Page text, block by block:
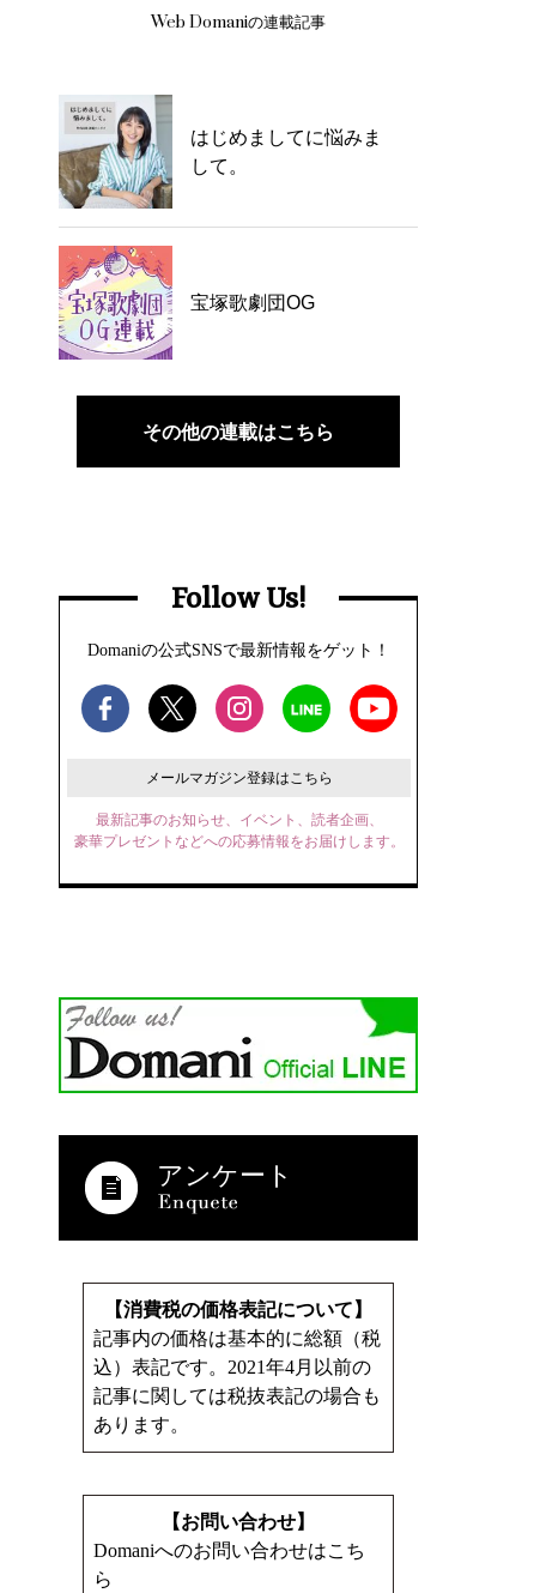
Web Domaniの連載記事
はじめましてに悩みま
して。
宝塚歌劇団OG
その他の連載はこちら
Follow Us!
Domaniの公式SNSで最新情報をゲット！
メールマガジン登録はこちら
最新記事のお知らせ、イベント、読者企画、
豪華プレゼントなどへの応募情報をお届けします。
アンケート
【消費税の価格表記について】
記事内の価格は基本的に総額（税
込）表記です。2021年4月以前の
記事に関しては税抜表記の場合も
あります。
【お問い合わせ】
Domaniへのお問い合わせはこち
ら